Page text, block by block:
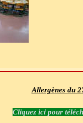
Allergènes du
Cliquez ici pour